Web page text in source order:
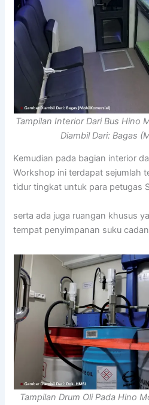
Tampilan Interior Dari Bus Hino
Diambil Dari: Bagas
Kemudian pada bagian interior
Workshop ini terdapat sejumlah
tidur tingkat untuk para petugas
serta ada juga ruangan khusus
tempat penyimpanan suku
Tampilan Drum Oli Pada Hino